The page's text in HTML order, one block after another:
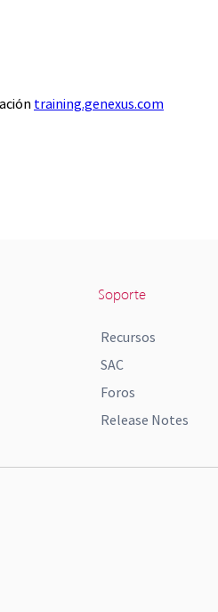
training.genexus.com
Soporte
Recursos
SAC
Foros
Release Notes